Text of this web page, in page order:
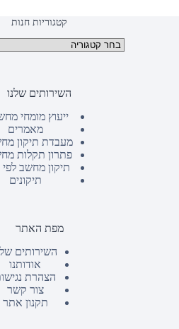
קטגוריות חנות
השירותים שלנו
ייעוץ מומחי
מאמרים
מעבדת תיקון
פתרון תקלות
תיקון מחשב לפי
תיקונים
מפת האתר
השירותים
אודותנו
הצהרת
צור קשר
תקנון אתר